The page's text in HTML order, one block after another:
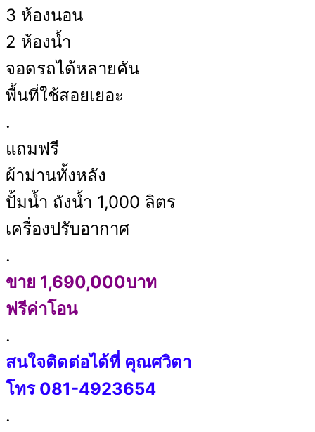
3 ห้องนอน
2 ห้องน้ำ
จอดรถได้หลายคัน
พื้นที่ใช้สอยเยอะ
.
แถมฟรี
ผ้าม่านทั้งหลัง
ปั้มน้ำ ถังน้ำ 1,000 ลิตร
เครื่องปรับอากาศ
.
ขาย 1,690,000บาท
ฟรีค่าโอน
.
สนใจติดต่อได้ที่ คุณศวิตา
โทร 081-4923654
.